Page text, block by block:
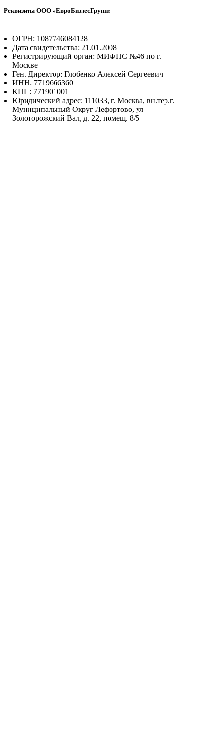
Реквизиты ООО «ЕвроБизнесГрупп»
ОГРН: 1087746084128
Дата свидетельства: 21.01.2008
Регистрирующий орган: МИФНС №46 по г.
Москве
Ген. Директор: Глобенко Алексей Сергеевич
ИНН: 7719666360
КПП: 771901001
Юридический адрес: 111033, г. Москва, вн.тер.г.
Муниципальный Округ Лефортово, ул
Золоторожский Вал, д. 22, помещ. 8/5